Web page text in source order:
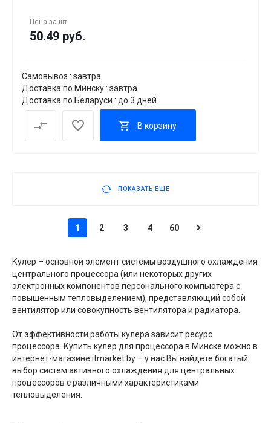
Цена за шт
50.49 руб.
Самовывоз : завтра
Доставка по Минску : завтра
Доставка по Беларуси : до 3 дней
В корзину
ПОКАЗАТЬ ЕЩЕ
1 2 3 4 60
Кулер – основной элемент системы воздушного охлаждения
центрального процессора (или некоторых других
электронных компонентов персонального компьютера с
повышенным тепловыделением), представляющий собой
вентилятор или совокупность вентилятора и радиатора.
От эффективности работы кулера зависит ресурс
процессора. Купить кулер для процессора в Минске можно в
интернет-магазине itmarket.by – у нас Вы найдете богатый
выбор систем активного охлаждения для центральных
процессоров с различными характеристиками
тепловыделения.